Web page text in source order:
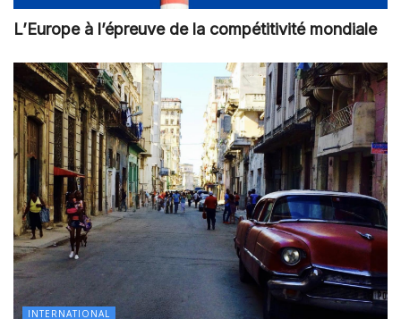
L’Europe à l’épreuve de la compétitivité mondiale
INTERNATIONAL